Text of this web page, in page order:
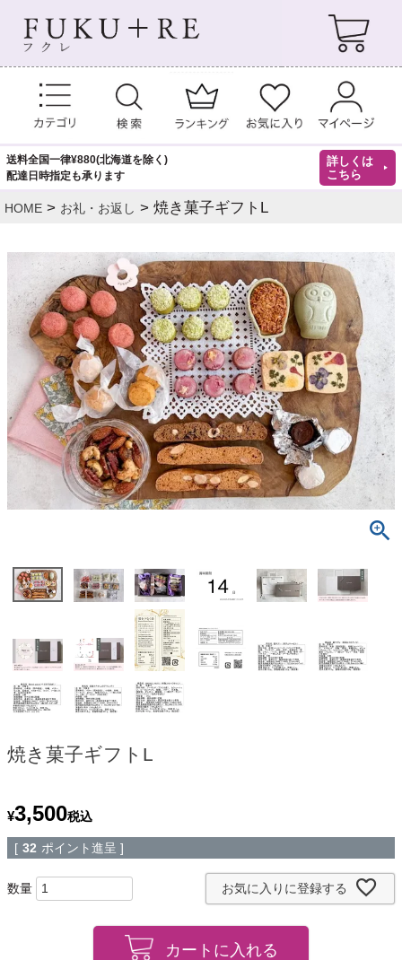
送料全国一律¥880(北海道を除く)
配達日時指定も承ります
詳しくは
こちら
HOME お礼・お返し 焼き菓子ギフトL
焼き菓子ギフトL
¥3,500税込
[ 32 ポイント進呈 ]
お気に入りに登録する
カートに入れる